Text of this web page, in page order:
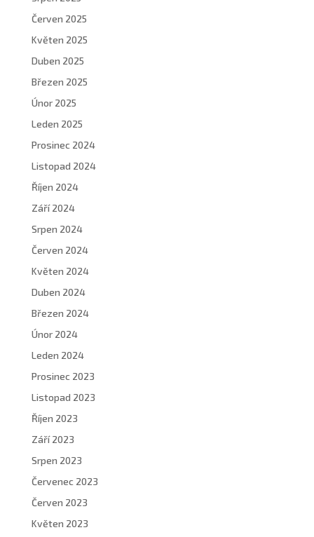
Červen 2025
Květen 2025
Duben 2025
Březen 2025
Únor 2025
Leden 2025
Prosinec 2024
Listopad 2024
Říjen 2024
Září 2024
Srpen 2024
Červen 2024
Květen 2024
Duben 2024
Březen 2024
Únor 2024
Leden 2024
Prosinec 2023
Listopad 2023
Říjen 2023
Září 2023
Srpen 2023
Červenec 2023
Červen 2023
Květen 2023